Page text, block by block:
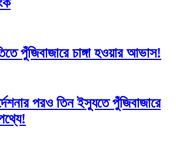
পুঁজিবাজারে চাঙ্গা হওয়ার আভাস!
পরও তিন ইস্যুতে পুঁজিবাজারে